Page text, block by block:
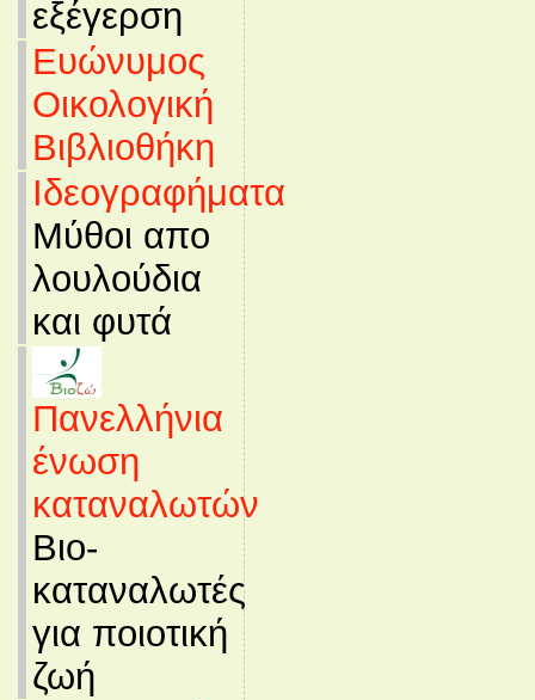
εξέγερση
Ευώνυμος
Οικολογική
Βιβλιοθήκη
Ιδεογραφήματα
Μύθοι απο
λουλούδια
και φυτά
Πανελλήνια
ένωση
καταναλωτών
Βιο-
καταναλωτές
για ποιοτική
ζωή